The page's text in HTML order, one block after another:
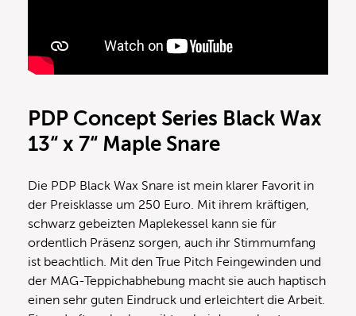
PDP Concept Series Black Wax
13“ x 7“ Maple Snare
Die PDP Black Wax Snare ist mein klarer Favorit in
der Preisklasse um 250 Euro. Mit ihrem kräftigen,
schwarz gebeizten Maplekessel kann sie für
ordentlich Präsenz sorgen, auch ihr Stimmumfang
ist beachtlich. Mit den True Pitch Feingewinden und
der MAG-Teppichabhebung macht sie auch haptisch
einen sehr guten Eindruck und erleichtert die Arbeit.